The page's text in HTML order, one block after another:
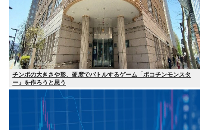
チンポの大きさや形、硬度でバトルするゲーム「ポコチンモンスタ
ー」を作ろうと思う